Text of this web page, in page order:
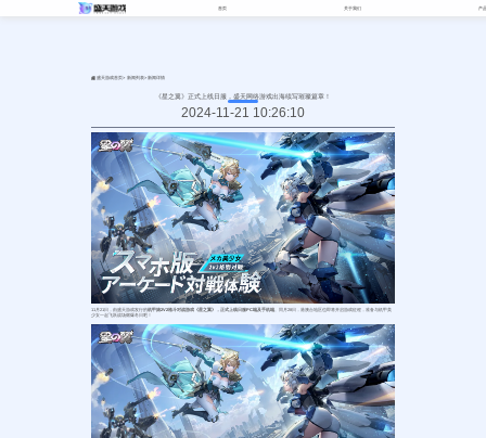
首页 关于我们 产
盛天游戏首页> 新闻列表 > 新闻详情
《星之翼》正式上线日服，盛天网络游戏出海续写璀璨篇章！
2024-11-21 10:26:10
11月21日，由盛天游戏发行的 机甲娘2V2格斗对战游戏《星之翼》，正式上线日服PC端及手机端 。同月28日，港澳台地区也即将开启游戏征程，准备与机甲美
少女一起飞跃战场燃爆冬日吧！